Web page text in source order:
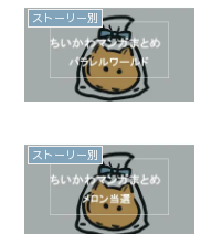
ストーリー別
ストーリー別